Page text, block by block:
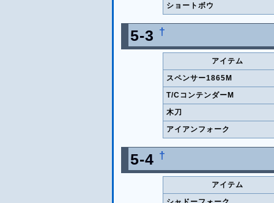
ショートボウ
5-3 †
アイテム
スペンサー1865M
T/CコンテンダーM
木刀
アイアンフォーク
5-4 †
アイテム